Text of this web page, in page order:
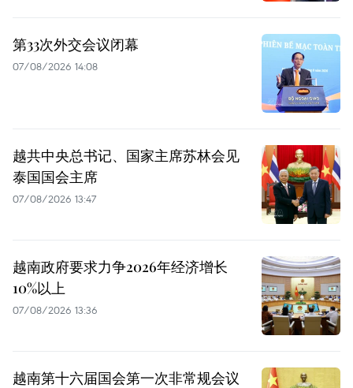
第33次外交会议闭幕
07/08/2026 14:08
越共中央总书记、国家主席苏林会见
泰国国会主席
07/08/2026 13:47
越南政府要求力争2026年经济增长
10%以上
07/08/2026 13:36
越南第十六届国会第一次非常规会议